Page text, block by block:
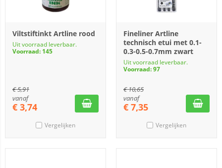
Viltstiftinkt Artline rood
Uit voorraad leverbaar.
Voorraad: 145
€5,91
vanaf
€ 3,74
Vergelijken
Fineliner Artline
technisch etui met 0.1-
0.3-0.5-0.7mm zwart
Uit voorraad leverbaar.
Voorraad: 97
€10,65
vanaf
€ 7,35
Vergelijken